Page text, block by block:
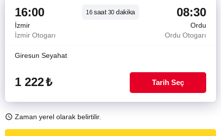
16:00 16saat30 dakika 08:30
İzmir
Ordu
İzmir Otogarı
Ordu Otogarı
Giresun Seyahat
1 222₺ Tarih Seç
Zaman yerel olarak belirtilir.